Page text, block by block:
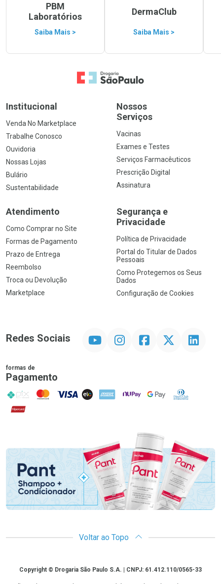
PBM
Laboratórios
Saiba Mais >
DermaClub
Saiba Mais >
Ir para a Home
Institucional
Venda No Marketplace
Trabalhe Conosco
Ouvidoria
Nossas Lojas
Bulário
Sustentabilidade
Nossos
Serviços
Vacinas
Exames e Testes
Serviços Farmacêuticos
Prescrição Digital
Assinatura
Atendimento
Como Comprar no Site
Formas de Pagamento
Prazo de Entrega
Reembolso
Troca ou Devolução
Marketplace
Segurança e
Privacidade
Política de Privacidade
Portal do Titular de Dados
Pessoais
Como Protegemos os Seus
Dados
Configuração de Cookies
Redes Sociais InstagramFacebook Linkedin
formas de
Pagamento
PIX MasterCard
VISA ELO AMEX NuPay Google PayDiners Club
Hipercard
Promoção em Destaque
Voltar ao Topo
CopyrightCopyright © Drogaria São Paulo S.A. | CNPJ: 61.412.110/0565-33